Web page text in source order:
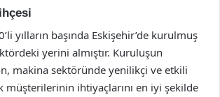
yılların başında Eskişehir’de kurulmuş
yerini almıştır. Kuruluşun
makina sektöründe yenilikçi ve etkili
müşterilerinin ihtiyaçlarını en iyi şekilde